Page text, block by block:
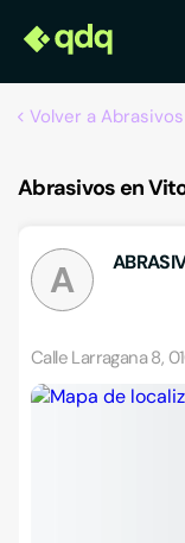
Volver a
Abrasivos en
A
Calle Larragana 8,